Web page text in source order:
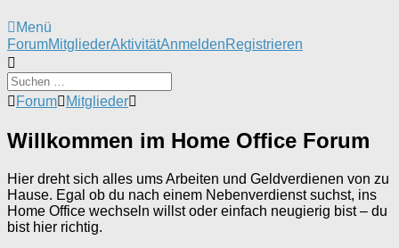
Menü
Forum-
Navigation
ForumMitgliederAktivitätAnmeldenRegistrieren
Forum-
Breadcrumbs
-
Du
hier:
Forum Mitglieder
Willkommen im Home Office Forum
Hier dreht sich alles ums Arbeiten und Geldverdienen von zu
Hause. Egal ob du nach einem Nebenverdienst suchst, ins
Home Office wechseln willst oder einfach neugierig bist – du
bist hier richtig.